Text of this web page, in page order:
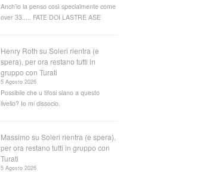
Anch'io la penso così specialmente come
over 33..... FATE DOI LASTRE ASE
Henry Roth suSoleri rientra (e
spera), per ora restano tutti in
gruppo con Turati
5 Agosto 2026
Possibile che u tifosi siano a questo
livello? Io mi dissocio.
Massimo suSoleri rientra (e spera),
per ora restano tutti in gruppo con
Turati
5 Agosto 2026